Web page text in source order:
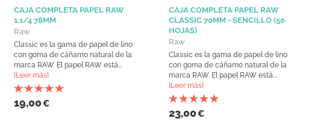
CAJA COMPLETA PAPEL RAW
1.1/4 78MM
Raw
Classic es la gama de papel de lino
con goma de cáñamo natural de la
marca RAW. El papel RAW está...
[Leer más]
19,00€
CAJA COMPLETA PAPEL RAW
CLASSIC 70MM - SENCILLO (50
HOJAS)
Raw
Classic es la gama de papel de lino
con goma de cáñamo natural de la
marca RAW. El papel RAW está...
[Leer más]
23,00€